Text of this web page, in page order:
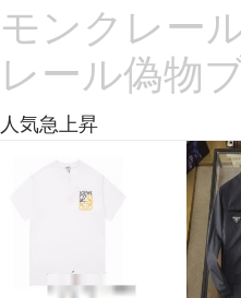
モンクレー
レール偽物
人気急上昇